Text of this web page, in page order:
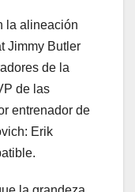
la alineación
Jimmy Butler
de la
de las
entrenador de
Erik